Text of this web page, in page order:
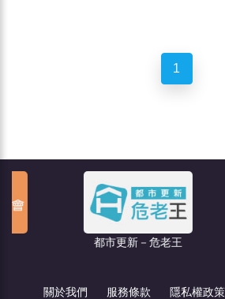
1
都市更新－危老王
關於我們 服務條款 隱私權政策